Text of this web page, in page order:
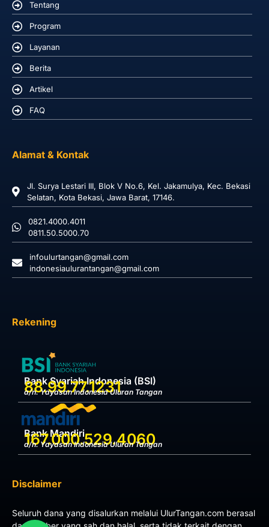
Tentang
Program
Layanan
Berita
Artikel
FAQ
Alamat & Kontak
Jl. Surya Lestari III, Blok V No.6, Kel. Jakamulya, Kec. Bekasi
Selatan, Kota Bekasi, Jawa Barat, 17146.
0821.4000.4011
0811.50.5000.70
infoulurtangan@gmail.com
indonesiaulurantangan@gmail.com
Rekening
Bank Syariah Indonesia (BSI)
88.99.77.1231
a/n. Yayasan Indonesia Uluran Tangan
Bank Mandiri
167.000.529.4060
a/n. Yayasan Indonesia Uluran Tangan
Disclaimer
Seluruh dana yang disalurkan melalui UlurTangan.com berasal